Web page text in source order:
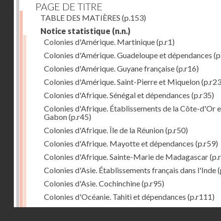
PAGE DE TITRE
TABLE DES MATIÈRES (p.153)
Notice statistique (n.n.)
Colonies d'Amérique. Martinique(p.r1)
Colonies d'Amérique. Guadeloupe et dépendances
Colonies d'Amérique. Guyane française(p.r16)
Colonies d'Amérique. Saint-Pierre et Miquelon
Colonies d'Afrique. Sénégal et dépendances (p.r35)
Colonies d'Afrique. Établissements de la Côte-d'Or
Gabon(p.r45)
Colonies d'Afrique. Île de la Réunion(p.r50)
Colonies d'Afrique. Mayotte et dépendances (p.r59)
Colonies d'Afrique. Sainte-Marie de Madagascar
Colonies d'Asie. Établissements français dans l'Inde
Colonies d'Asie. Cochinchine(p.r95)
Colonies d'Océanie. Tahiti et dépendances (p.r111)
Colonies d'Océanie. Nouvelle-Calédonie(p.r130)